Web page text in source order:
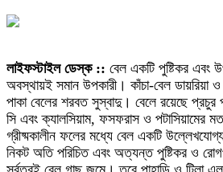
লাইফস্টাইল ডেস্ক :: বেল একটি পুষ্টিকর এবং
অবস্থায়ই সমান উপকারী। কাঁচা-বেল ডায়রিয়া
পাকা বেলের শরবত সুস্বাদু। বেলে রয়েছে প্রচুর
সি এবং ক্যালসিয়াম, ফসফরাস ও পটাসিয়ামের
গ্রীষ্মকালীন ফলের মধ্যে বেল একটি
নিকট অতি পরিচিত এবং অত্যন্ত পুষ্টিকর ও